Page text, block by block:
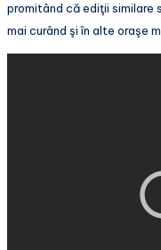
promitând că ediţii similare
mai curând şi în alte oraşe